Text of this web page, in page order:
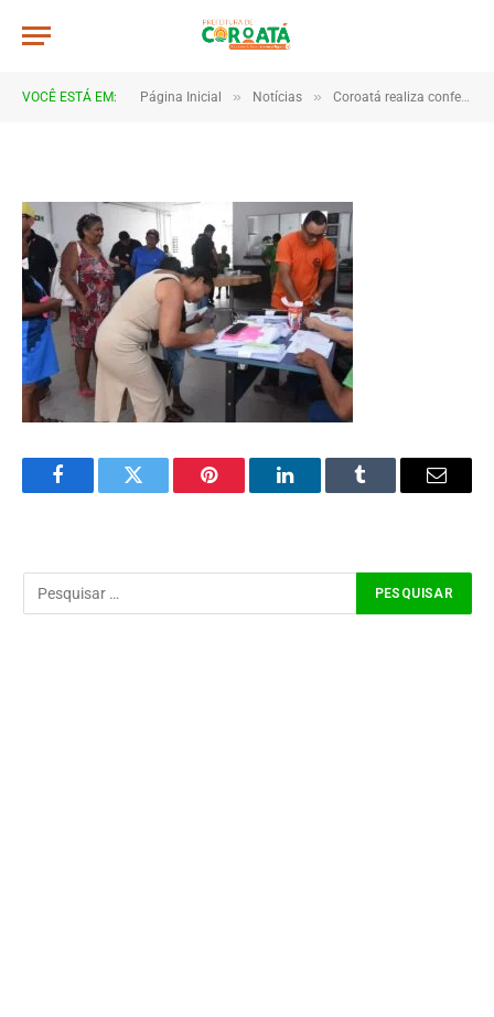
VOCÊ ESTÁ EM: Página Inicial » Notícias » Coroatá realiza conferência para fortalecer políticas públicas de desenvolvimento rural
a04
FacebookTwitter Pinterest LinkedInTumblr Email